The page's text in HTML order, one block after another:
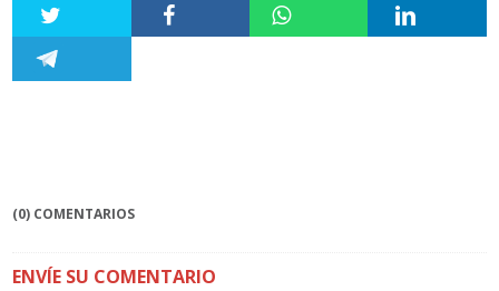
(0) COMENTARIOS
ENVÍE SU COMENTARIO